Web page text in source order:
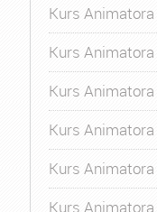
Kurs
Kurs Animatora
Kurs
Kurs Animatora
Kurs
Kurs